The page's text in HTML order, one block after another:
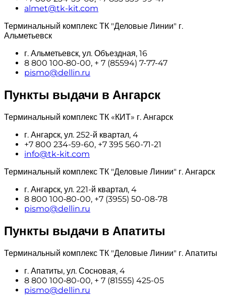
almet@tk-kit.com
Терминальный комплекс ТК "Деловые Линии" г.
Альметьевск
г. Альметьевск, ул. Объездная, 16
8 800 100‑80-00, + 7 (85594) 7-77-47
pismo@dellin.ru
Пункты выдачи в Ангарск
Терминальный комплекс ТК «КИТ» г. Ангарск
г. Ангарск, ул. 252-й квартал, 4
+7 800 234-59-60, +7 395 560-71-21
info@tk-kit.com
Терминальный комплекс ТК "Деловые Линии" г. Ангарск
г. Ангарск, ул. 221-й квартал, 4
8 800 100‑80-00, +7 (3955) 50-08-78
pismo@dellin.ru
Пункты выдачи в Апатиты
Терминальный комплекс ТК "Деловые Линии" г. Апатиты
г. Апатиты, ул. Сосновая, 4
8 800 100‑80-00, + 7 (81555) 425-05
pismo@dellin.ru